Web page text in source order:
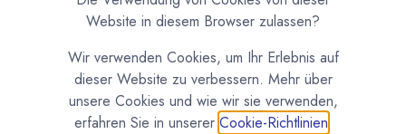
Website in diesem Browser zulassen?
Wir verwenden Cookies, um Ihr Erlebnis auf
dieser Website zu verbessern. Mehr über
unsere Cookies und wie wir sie verwenden,
erfahren Sie in unserer Cookie-Richtlinien